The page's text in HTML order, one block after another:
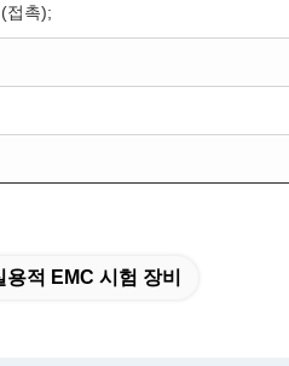
접촉);
용적 EMC 시험 장비